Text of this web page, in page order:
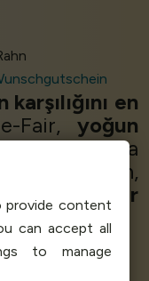
karşılığını en
Fair, yoğun
anında
sağlayan,
Süper
edebilirim.’
provide content
can accept all
to manage